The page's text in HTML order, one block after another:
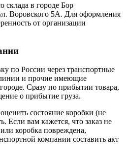
склада в городе Бор
Воровского 5А. Для оформления
от организации
по России через транспортные
и прочие имеющие
Сразу по прибытии товара,
о прибытие груза.
состояние коробки (не
Если вам кажется, что заказ не
коробка повреждена,
компании составить акт